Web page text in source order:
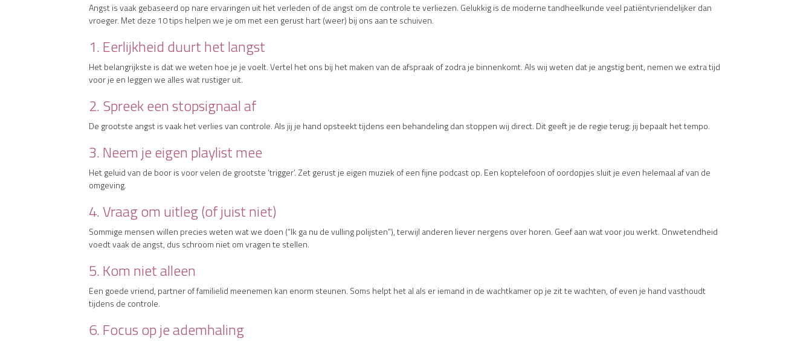
Angst is vaak gebaseerd op nare ervaringen uit het verleden of de angst om de controle te verliezen. Gelukkig is de moderne tandheelkunde veel patiëntvriendelijker dan
vroeger. Met deze 10 tips helpen we je om met een gerust hart (weer) bij ons aan te schuiven.
1. Eerlijkheid duurt het langst
Het belangrijkste is dat we weten hoe je je voelt. Vertel het ons bij het maken van de afspraak of zodra je binnenkomt. Als wij weten dat je angstig bent, nemen we extra tijd
voor je en leggen we alles wat rustiger uit.
2. Spreek een stopsignaal af
De grootste angst is vaak het verlies van controle. Als jij je hand opsteekt tijdens een behandeling dan stoppen wij direct. Dit geeft je de regie terug: jij bepaalt het tempo.
3. Neem je eigen playlist mee
Het geluid van de boor is voor velen de grootste ’trigger’. Zet gerust je eigen muziek of een fijne podcast op. Een koptelefoon of oordopjes sluit je even helemaal af van de
omgeving.
4. Vraag om uitleg (of juist niet)
Sommige mensen willen precies weten wat we doen (“Ik ga nu de vulling polijsten”), terwijl anderen liever nergens over horen. Geef aan wat voor jou werkt. Onwetendheid
voedt vaak de angst, dus schroom niet om vragen te stellen.
5. Kom niet alleen
Een goede vriend, partner of familielid meenemen kan enorm steunen. Soms helpt het al als er iemand in de wachtkamer op je zit te wachten, of even je hand vasthoudt
tijdens de controle.
6. Focus op je ademhaling